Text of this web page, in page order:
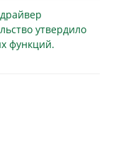
утвердило
функций.